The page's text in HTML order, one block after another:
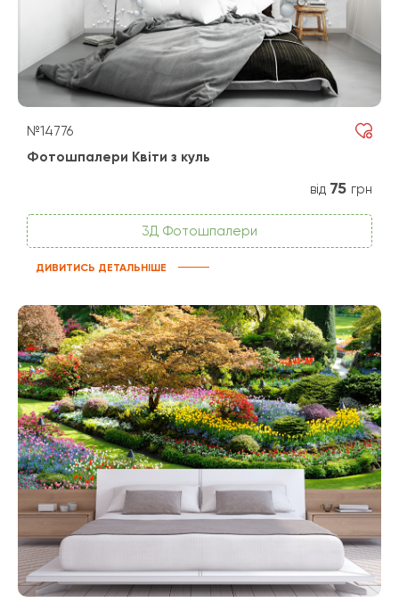
№14776
Фотошпалери Квіти з куль
від 75 грн
3Д Фотошпалери
ДИВИТИСЬ ДЕТАЛЬНІШЕ